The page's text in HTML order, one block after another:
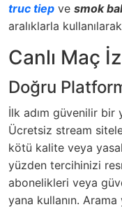
truc tiep ve smok
aralıklarla
Canlı Maç
Doğru
İlk adım güvenilir bir
Ücretsiz stream
kötü kalite veya
yüzden tercihinizi
abonelikleri veya
yana kullanın.